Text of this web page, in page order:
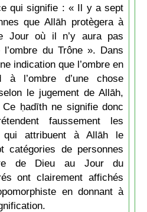
qui signifie : « Il y a sept
que Allāh protègera à
Jour où il n’y aura pas
l’ombre du Trône ». Dans
indication que l’ombre en
à l’ombre d’une chose
le jugement de Allāh,
ḥadīth ne signifie donc
faussement les
qui attribuent à Allāh le
catégories de personnes
de Dieu au Jour du
ont clairement affichés
en donnant à